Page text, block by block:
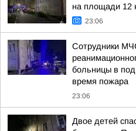
на площади 12
23:06
Сотрудники
больницы в
время пожара
23:06
Двое детей